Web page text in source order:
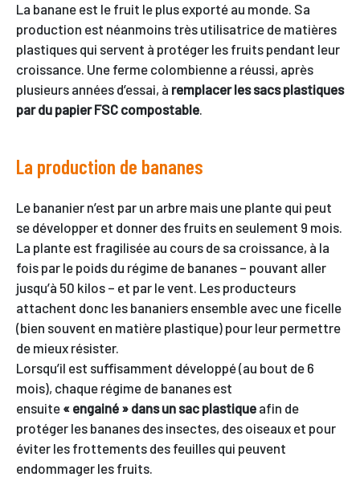
La banane est le fruit le plus exporté au monde. Sa
production est néanmoins très utilisatrice de matières
plastiques qui servent à protéger les fruits pendant leur
croissance. Une ferme colombienne a réussi, après
plusieurs années d’essai, à remplacer les sacs plastiques
par du papier FSC compostable.
La production de bananes
Le bananier n’est par un arbre mais une plante qui peut
se développer et donner des fruits en seulement 9 mois.
La plante est fragilisée au cours de sa croissance, à la
fois par le poids du régime de bananes – pouvant aller
jusqu’à 50 kilos – et par le vent. Les producteurs
attachent donc les bananiers ensemble avec une ficelle
(bien souvent en matière plastique) pour leur permettre
de mieux résister.
Lorsqu’il est suffisamment développé (au bout de 6
mois), chaque régime de bananes est
ensuite « engainé » dans un sac plastique afin de
protéger les bananes des insectes, des oiseaux et pour
éviter les frottements des feuilles qui peuvent
endommager les fruits.